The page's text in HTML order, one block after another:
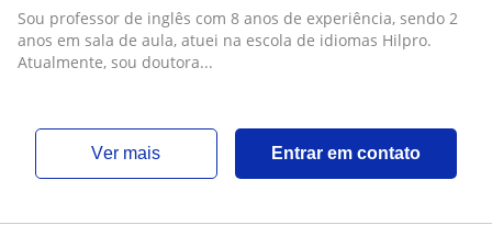
Sou professor de inglês com 8 anos de experiência, sendo 2
anos em sala de aula, atuei na escola de idiomas Hilpro.
Atualmente, sou doutora...
ver mais Entrar em contato